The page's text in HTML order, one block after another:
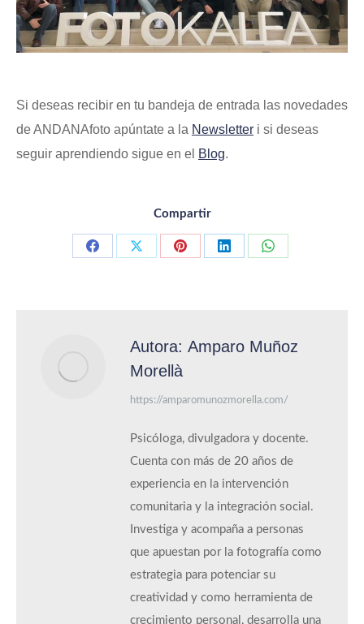
Si deseas recibir en tu bandeja de entrada las novedades
de ANDANAfoto apúntate a la Newsletter i si deseas
seguir aprendiendo sigue en el Blog.
Compartir
Compartir con Facebook
Compartir con X
Compartir con Pinterest
Compartir con LinkedIn
Compartir con
Autora: Amparo Muñoz
Morellà
https://amparomunozmorella.com/
Psicóloga, divulgadora y docente.
Cuenta con más de 20 años de
experiencia en la intervención
comunitaria y la integración social.
Investiga y acompaña a personas
que apuestan por la fotografía como
estrategia para potenciar su
creatividad y como herramienta de
crecimiento personal, desarrolla una